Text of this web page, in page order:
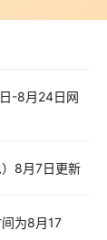
意事项”的全
试题、真题解
-8月24日网
8月7日更新
为8月17